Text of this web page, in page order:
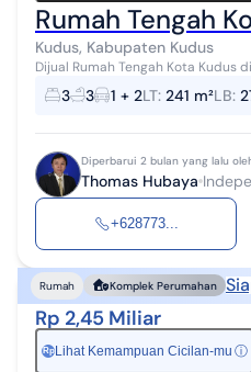
Rumah Tengah
Kudus, Kabupaten Kudus
Dijual Rumah Tengah Kota Kudus
241/270 SHM KT/KM : 3/3 Taman
watt Lokasi dekat...
3 3 1 + 2LT: 241 m²LB:
Diperbarui 2 bulan yang lalu
Thomas Hubaya
+628773...
Rumah Komplek Perumahan
Rp 2,45 Miliar
RpLihat Kemampuan Cicilan-mu ⓘ